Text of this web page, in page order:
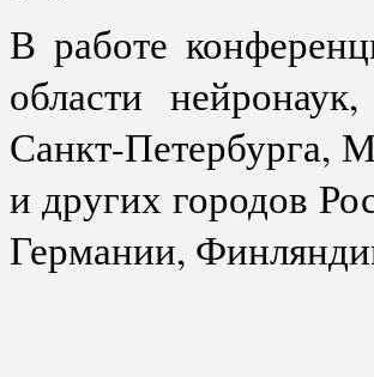
В работе
области
Санкт-Петербурга,
и других городов
Германии,